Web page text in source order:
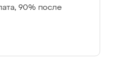
90% после